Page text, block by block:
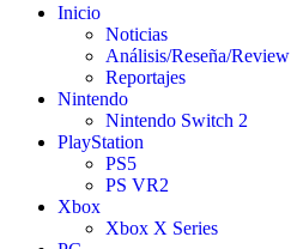
Inicio
Noticias
Análisis/Reseña/Review
Reportajes
Nintendo
Nintendo Switch 2
PlayStation
PS5
PS VR2
Xbox
Xbox X Series